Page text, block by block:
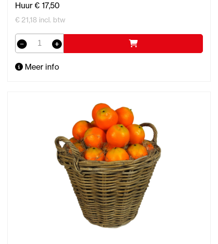
Huur € 17,50
€ 21,18 incl. btw
Meer info